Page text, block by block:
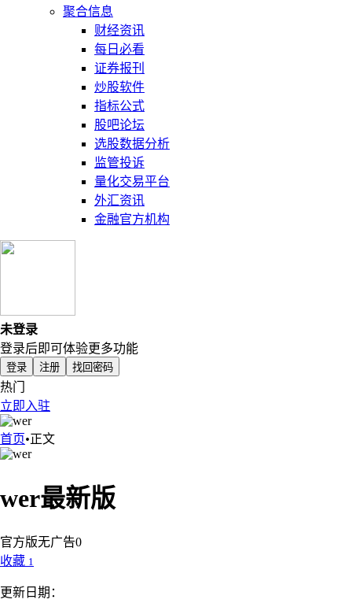
聚合信息
财经资讯
每日必看
证券报刊
炒股软件
指标公式
股吧论坛
选股数据分析
监管投诉
量化交易平台
外汇资讯
金融官方机构
未登录
登录后即可体验更多功能
登录 注册 找回密码
热门
立即入驻
首页•正文
wer最新版
官方版无广告0
收藏 1
更新日期：